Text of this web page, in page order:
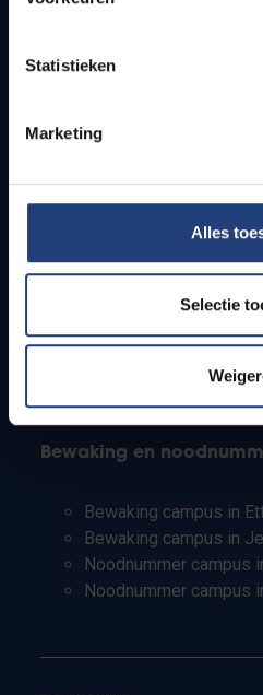
Statistieken
Marketing
Alles
Selectie
Bereikbaarheid
Studenten
PhD-studenten
Leerkrachten en
Bewaking en
Bewaking campus in
Bewaking campus in
Noodnummer campus
Noodnummer campus